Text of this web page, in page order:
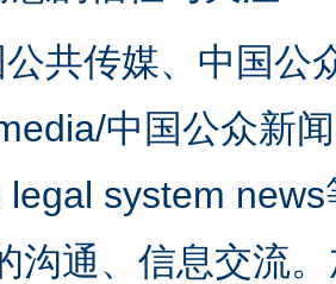
共传媒、中国公
中国公众新
legal system
沟通、信息交流